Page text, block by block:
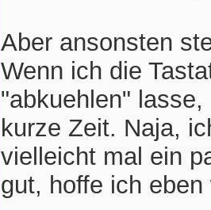
Aber ansonsten
Wenn ich die
"abkuehlen"
kurze Zeit. Naja,
vielleicht mal ein
gut, hoffe ich